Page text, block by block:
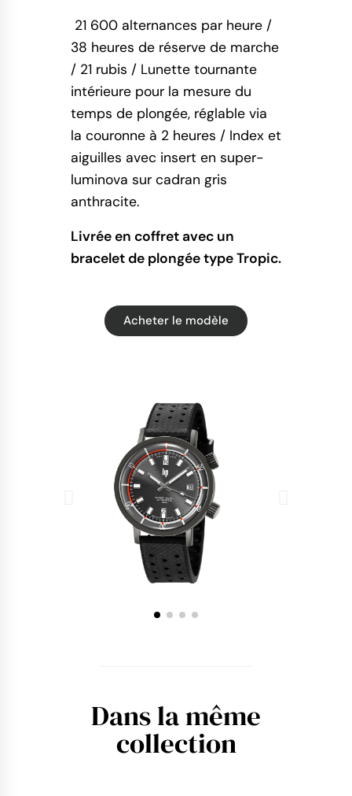
21 600 alternances par heure /
38 heures de réserve de marche
/ 21 rubis / Lunette tournante
intérieure pour la mesure du
temps de plongée, réglable via
la couronne à 2 heures / Index et
aiguilles avec insert en super-
luminova sur cadran gris
anthracite.
Livrée en coffret avec un
bracelet de plongée type Tropic.
Acheter le modèle
Dans la même
collection